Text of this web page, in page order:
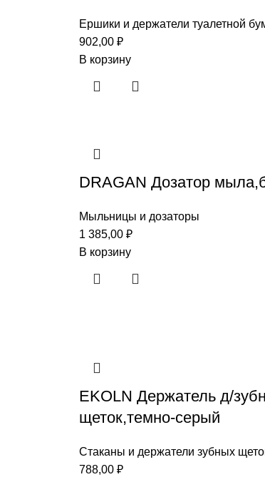
Ершики и держатели туалетной
902,00 ₽
В корзину
DRAGAN Дозатор
Мыльницы и дозаторы
1 385,00 ₽
В корзину
EKOLN Держатель д/
щеток,темно-серый
Стаканы и держатели зубных
788,00 ₽